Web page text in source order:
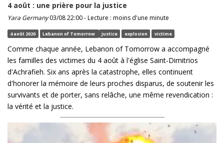
4 août : une prière pour la justice
Yara Germany03/08 22:00 - Lecture : moins d'une minute
4 août 2020 Lebanon of Tomorrow justice explosion victime
Comme chaque année, Lebanon of Tomorrow a accompagné
les familles des victimes du 4 août à l'église Saint-Dimitrios
d'Achrafieh. Six ans après la catastrophe, elles continuent
d'honorer la mémoire de leurs proches disparus, de soutenir les
survivants et de porter, sans relâche, une même revendication :
la vérité et la justice.